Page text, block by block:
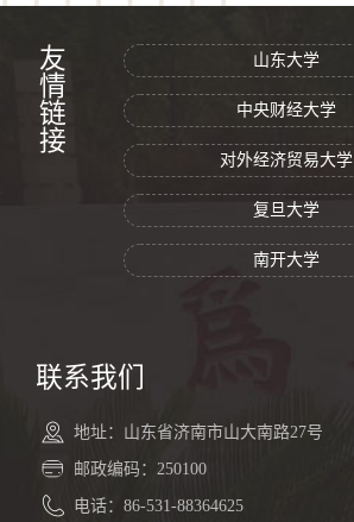
友情链接 山东大学
中央财经大学
对外经济贸易大学
复旦大学
南开大学
联系我们
地址：山东省济南市山大南路27号
邮政编码：250100
电话：86-531-88364625